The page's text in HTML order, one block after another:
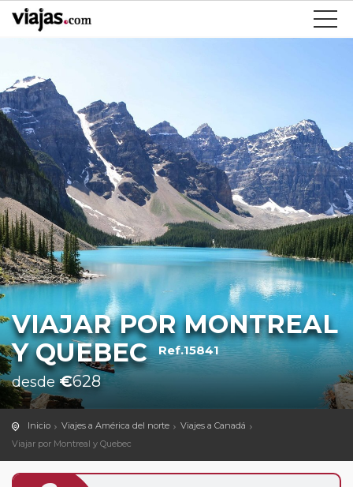
VIAJAR POR MONTREAL
Y QUEBEC
Ref.15841
desde€628
Inicio Viajes a América del norte
Viajes a Canadá
Viajar por Montreal y Quebec